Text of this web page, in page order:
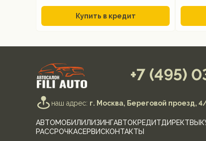
Купить в кредит
+7 (495)
наш адрес: г. Москва, Береговой проезд,
АВТОМОБИЛИЛИЗИНГАВТОКРЕДИТДИРЕКТ
РАССРОЧКАСЕРВИСКОНТАКТЫ